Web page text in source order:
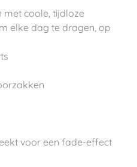
met coole, tijdloze
elke dag te dragen, op
voor een fade-effect